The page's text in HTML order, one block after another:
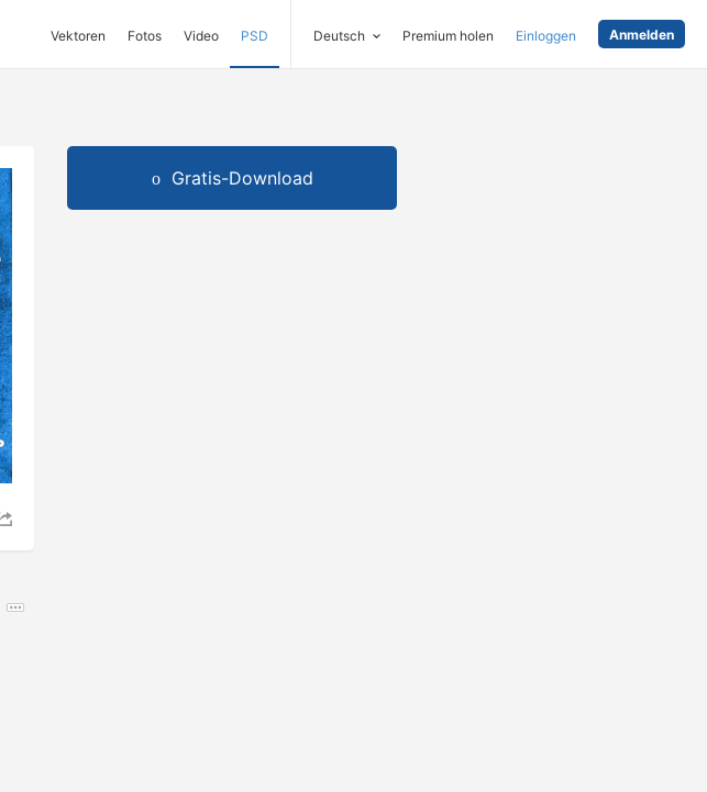
Vektoren Fotos Video PSD Deutsch Premium holen Einloggen Anmelden
Gratis-Download